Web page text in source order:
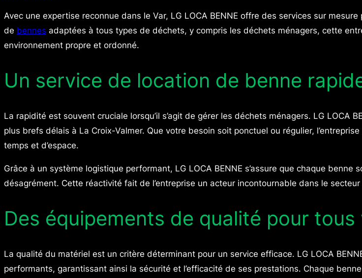
Avec une expertise reconnue dans le Var, LG LOCA BENNE offre des services sur
de bennes adaptées à tous types de déchets, y compris les déchets ménagers, cette
environnement propre et ordonné.
Un service de location de benne
La rapidité est souvent cruciale lorsqu’il s’agit de gérer les déchets ménagers. LG LOCA
plus brefs délais à La Croix-Valmer. Que votre besoin soit ponctuel ou régulier,
temps et d’espace.
Grâce à un système logistique performant, LG LOCA BENNE s’assure que chaque
désagrément. Cette réactivité fait de l’entreprise un acteur incontournable dans le
Des équipements de qualité pour tous
La qualité du matériel est un critère déterminant pour un service efficace. LG LOCA
performants, garantissant ainsi la sécurité et l’efficacité de ses prestations. Chaque